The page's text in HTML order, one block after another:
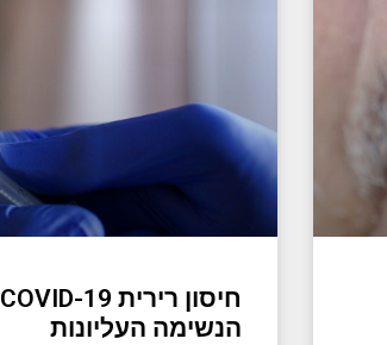
הנשימה העליונות